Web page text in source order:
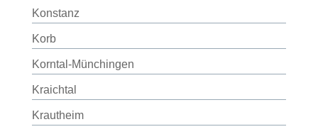
Konstanz
Korb
Korntal-Münchingen
Kraichtal
Krautheim